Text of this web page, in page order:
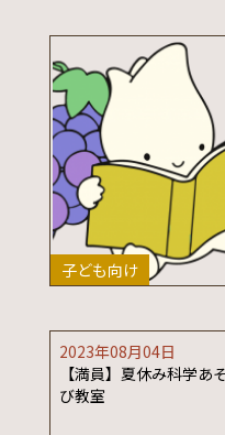
子ども向け
2023年08月04日
【満員】夏休み科学あ
び教室